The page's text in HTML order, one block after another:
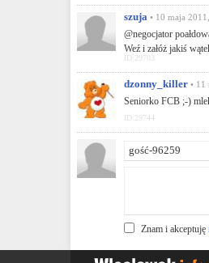
szuja • 10 maja
@negocjator
Weź i załóż jakiś
ID:29703
dzonny_killer • 11
Seniorko FCB ;-)
ID:29744
Znam i akceptuję